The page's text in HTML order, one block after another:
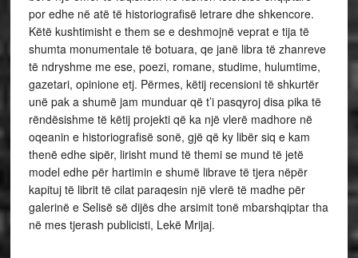
por edhe në atë të historiografisë letrare dhe shkencore.
Këtë kushtimisht e them se e deshmojnë veprat e tija të
shumta monumentale të botuara, qe janë libra të zhanreve
të ndryshme me ese, poezi, romane, studime, hulumtime,
gazetari, opinione etj. Përmes, këtij recensioni të shkurtër
unë pak a shumë jam munduar që t’i pasqyroj disa pika të
rëndësishme të këtij projekti që ka një vlerë madhore në
oqeanin e historiografisë sonë, gjë që ky libër siq e kam
thenë edhe sipër, lirisht mund të themi se mund të jetë
model edhe për hartimin e shumë librave të tjera nëpër
kapituj të librit të cilat paraqesin një vlerë të madhe për
galerinë e Selisë së dijës dhe arsimit tonë mbarshqiptar tha
në mes tjerash publicisti, Lekë Mrijaj.